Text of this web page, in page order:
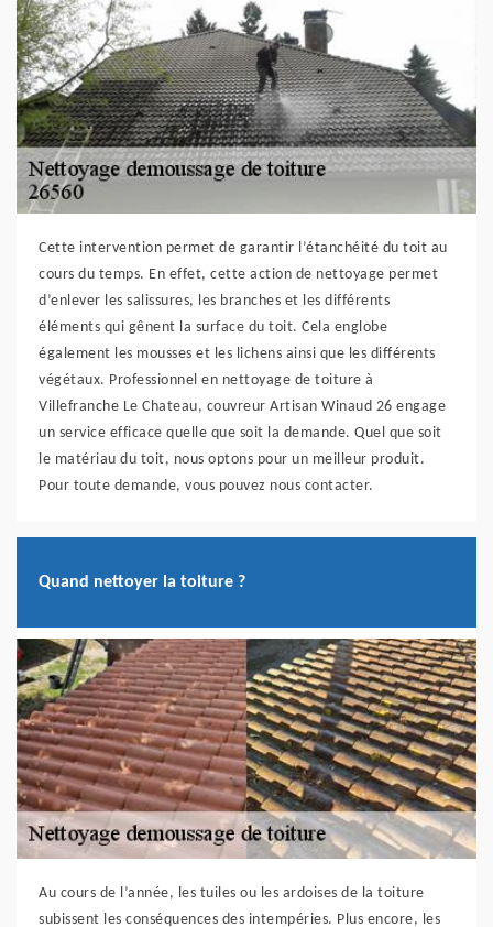
Cette intervention permet de garantir l’étanchéité du toit au
cours du temps. En effet, cette action de nettoyage permet
d’enlever les salissures, les branches et les différents
éléments qui gênent la surface du toit. Cela englobe
également les mousses et les lichens ainsi que les différents
végétaux. Professionnel en nettoyage de toiture à
Villefranche Le Chateau, couvreur Artisan Winaud 26 engage
un service efficace quelle que soit la demande. Quel que soit
le matériau du toit, nous optons pour un meilleur produit.
Pour toute demande, vous pouvez nous contacter.
Quand nettoyer la toiture ?
Au cours de l’année, les tuiles ou les ardoises de la toiture
subissent les conséquences des intempéries. Plus encore, les